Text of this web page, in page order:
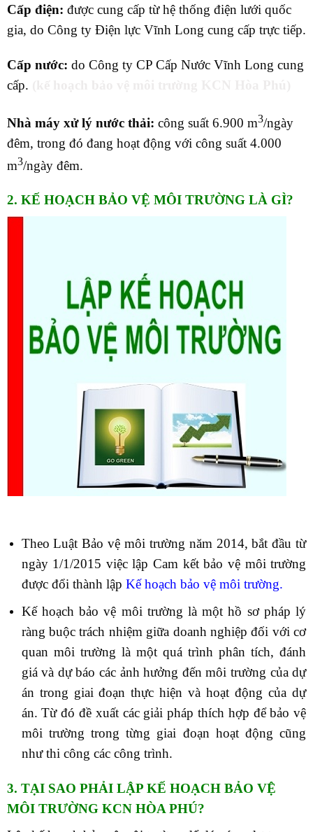
Cấp điện: được cung cấp từ hệ thống điện lưới quốc
gia, do Công ty Điện lực Vĩnh Long cung cấp trực tiếp.
Cấp nước: do Công ty CP Cấp Nước Vĩnh Long cung
cấp.
Nhà máy xử lý nước thải: công suất 6.900 m3/ngày
đêm, trong đó đang hoạt động với công suất 4.000
m3/ngày đêm.
2. KẾ HOẠCH BẢO VỆ MÔI TRƯỜNG LÀ GÌ?
Theo Luật Bảo vệ môi trường năm 2014, bắt đầu từ
ngày 1/1/2015 việc lập Cam kết bảo vệ môi trường
được đổi thành lập Kế hoạch bảo vệ môi trường.
Kế hoạch bảo vệ môi trường là một hồ sơ pháp lý
ràng buộc trách nhiệm giữa doanh nghiệp đối với cơ
quan môi trường là một quá trình phân tích, đánh
giá và dự báo các ảnh hưởng đến môi trường của dự
án trong giai đoạn thực hiện và hoạt động của dự
án. Từ đó đề xuất các giải pháp thích hợp để bảo vệ
môi trường trong từng giai đoạn hoạt động cũng
như thi công các công trình.
3. TẠI SAO PHẢI LẬP KẾ HOẠCH BẢO VỆ
MÔI TRƯỜNG KCN HÒA PHÚ?